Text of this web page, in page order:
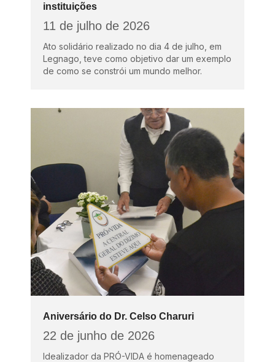
instituições
11 de julho de 2026
Ato solidário realizado no dia 4 de julho, em
Legnago, teve como objetivo dar um exemplo
de como se constrói um mundo melhor.
Aniversário do Dr. Celso Charuri
22 de junho de 2026
Idealizador da PRÓ-VIDA é homenageado